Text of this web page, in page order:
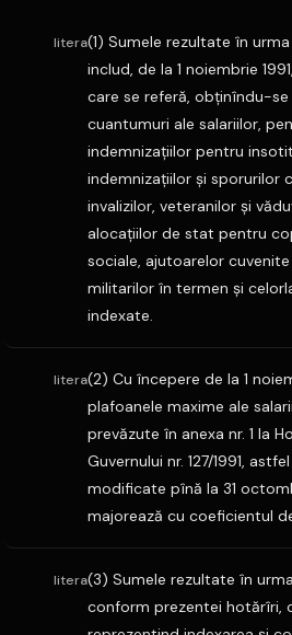
litera(1) Sumele rezultate în
includ, de la 1 noiembrie
care se referă, obţinîndu-
cuantumuri ale salariilor,
indemnizaţiilor pentru
indemnizaţiilor şi sporurilor
invalizilor, veteranilor şi
alocaţiilor de stat pentru
sociale, ajutoarelor
militarilor în termen şi
indexate.
litera(2) Cu începere de la 1
plafoanele maxime ale
prevăzute în anexa nr. 1 la
Guvernului nr. 127/1991,
modificate pînă la 31
majorează cu coeficientul
litera(3) Sumele rezultate în
conform prezentei hotărîri,